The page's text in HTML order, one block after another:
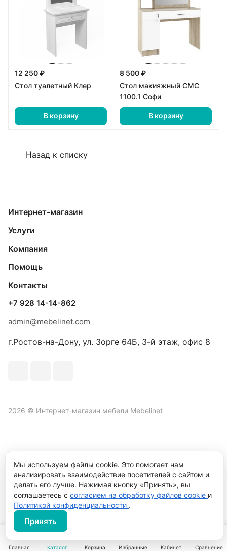
12 250 ₽
Стол туалетный Клер
В корзину
8 500 ₽
Стол макияжный СМС
1100.1 Софи
В корзину
Назад к списку
Интернет-магазин
Услуги
Компания
Помощь
Контакты
+7 928 14-14-862
admin@mebelinet.com
г.Ростов-на-Дону, ул. Зорге 64Б, 3-й этаж, офис 8
2026 © Интернет-магазин мебели Mebelinet
конфиденциальности
Продвижение сайта студияРекламный контент
Главная Каталог Корзина Избранные Кабинет Сравнение
Мы используем файлы cookie. Это помогает нам
анализировать взаимодействие посетителей с сайтом и
делать его лучше. Нажимая кнопку «Принять», вы
соглашаетесь с согласием на обработку файлов cookie и
Политикой конфиденциальности .
Принять